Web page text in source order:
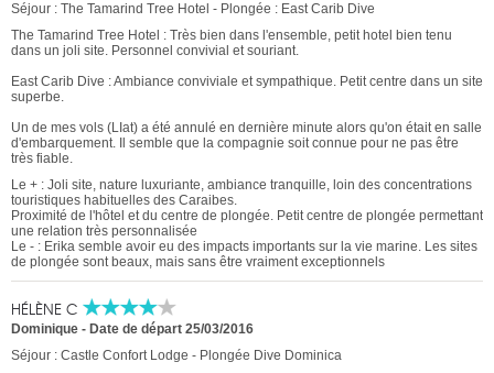
Séjour : The Tamarind Tree Hotel - Plongée : East Carib Dive
The Tamarind Tree Hotel : Très bien dans l'ensemble, petit hotel bien tenu
dans un joli site. Personnel convivial et souriant.
East Carib Dive : Ambiance conviviale et sympathique. Petit centre dans un site
superbe.
Un de mes vols (LIat) a été annulé en dernière minute alors qu'on était en salle
d'embarquement. Il semble que la compagnie soit connue pour ne pas être
très fiable.
Le + : Joli site, nature luxuriante, ambiance tranquille, loin des concentrations
touristiques habituelles des Caraibes.
Proximité de l'hôtel et du centre de plongée. Petit centre de plongée permettant
une relation très personnalisée
Le - : Erika semble avoir eu des impacts importants sur la vie marine. Les sites
de plongée sont beaux, mais sans être vraiment exceptionnels
HÉLÈNE C
Dominique - Date de départ 25/03/2016
Séjour : Castle Confort Lodge - Plongée Dive Dominica